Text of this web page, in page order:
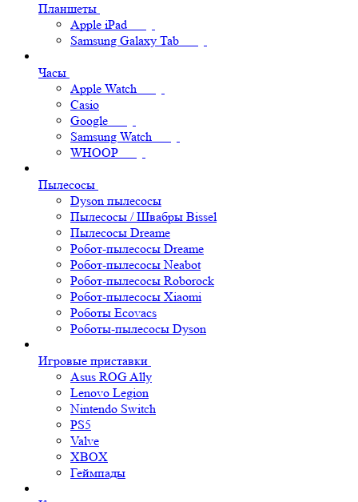
Планшеты
Apple iPad
Samsung Galaxy Tab
Часы
Apple Watch
Casio
Google
Samsung Watch
WHOOP
Пылесосы
Dyson пылесосы
Пылесосы / Швабры Bissel
Пылесосы Dreame
Робот-пылесосы Dreame
Робот-пылесосы Neabot
Робот-пылесосы Roborock
Робот-пылесосы Xiaomi
Роботы Ecovacs
Роботы-пылесосы Dyson
Игровые приставки
Asus ROG Ally
Lenovo Legion
Nintendo Switch
PS5
Valve
XBOX
Геймпады